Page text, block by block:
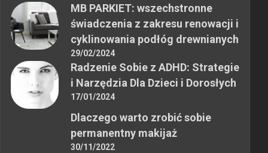
MB PARKIET: wszechstronne
świadczenia z zakresu renowacji i
cyklinowania podłóg drewnianych
29/02/2024
Radzenie Sobie z ADHD: Strategie
i Narzędzia Dla Dzieci i Dorosłych
17/01/2024
Dlaczego warto zrobić sobie
permanentny makijaż
30/11/2022